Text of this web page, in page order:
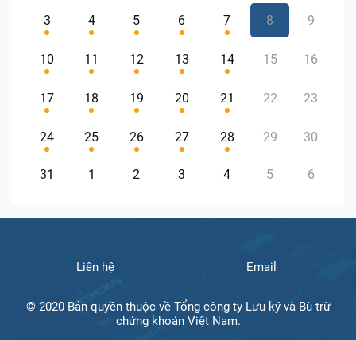
3 4 5 6 7 8 9
10 11 12 13 14 15 16
17 18 19 20 21 22 23
24 25 26 27 28 29 30
31 1 2 3 4 5 6
Liên hệ Email
© 2020 Bản quyền thuộc về Tổng công ty Lưu ký và Bù trừ
chứng khoán Việt Nam.